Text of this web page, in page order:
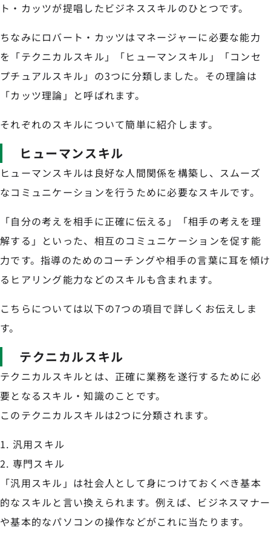
ト・カッツが提唱したビジネススキルのひとつです。
ちなみにロバート・カッツはマネージャーに必要な能力
を「テクニカルスキル」「ヒューマンスキル」「コンセ
プチュアルスキル」の3つに分類しました。その理論は
「カッツ理論」と呼ばれます。
それぞれのスキルについて簡単に紹介します。
ヒューマンスキル
ヒューマンスキルは良好な人間関係を構築し、スムーズ
なコミュニケーションを行うために必要なスキルです。
「自分の考えを相手に正確に伝える」「相手の考えを理
解する」といった、相互のコミュニケーションを促す能
力です。指導のためのコーチングや相手の言葉に耳を傾け
るヒアリング能力などのスキルも含まれます。
こちらについては以下の7つの項目で詳しくお伝えしま
す。
テクニカルスキル
テクニカルスキルとは、正確に業務を遂行するために必
要となるスキル・知識のことです。
このテクニカルスキルは2つに分類されます。
汎用スキル
専門スキル
「汎用スキル」は社会人として身につけておくべき基本
的なスキルと言い換えられます。例えば、ビジネスマナー
や基本的なパソコンの操作などがこれに当たります。